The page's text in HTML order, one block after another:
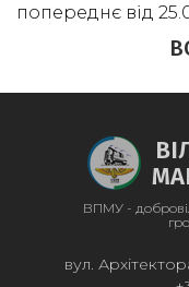
попереднє від
ВПМУ -
вул.